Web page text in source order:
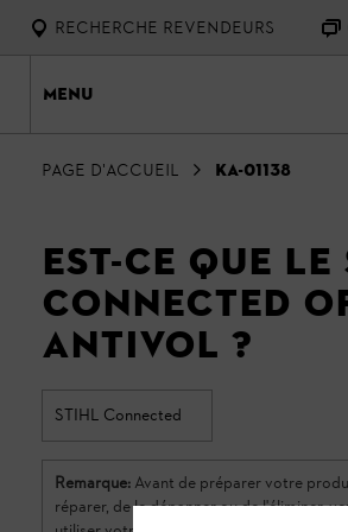
RECHERCHE REVENDEURS
Menu
Page d'accueil KA-01138
Est-ce que le
connected
antivol ?
STIHL Connected
Remarque: Avant de préparer votre
réparer, de le dépanner ou de l'éliminer,